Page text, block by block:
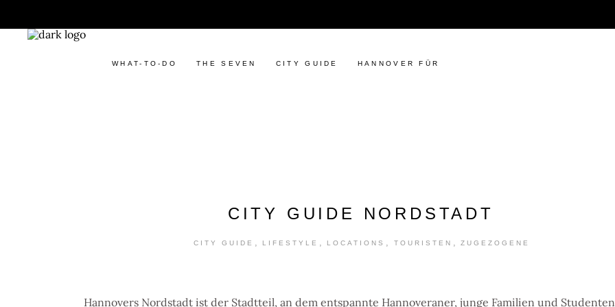
WHAT-TO-DO THE SEVEN CITY GUIDE HANNOVER FÜR
CITY GUIDE NORDSTADT
CITY GUIDE , LIFESTYLE , LOCATIONS , TOURISTEN , ZUGEZOGENE
Hannovers Nordstadt ist der Stadtteil, an dem entspannte Hannoveraner, junge Familien und Studenten